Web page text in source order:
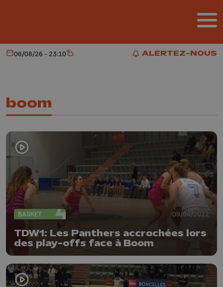
ALERTEZ-NOUS
ALERTEZ-NOUS
Aujourd'hui
06/08/26 - 23:10 Météo
boom
BASKET 09/04/2022
TDW1: Les Panthers accrochées lors
des play-offs face à Boom